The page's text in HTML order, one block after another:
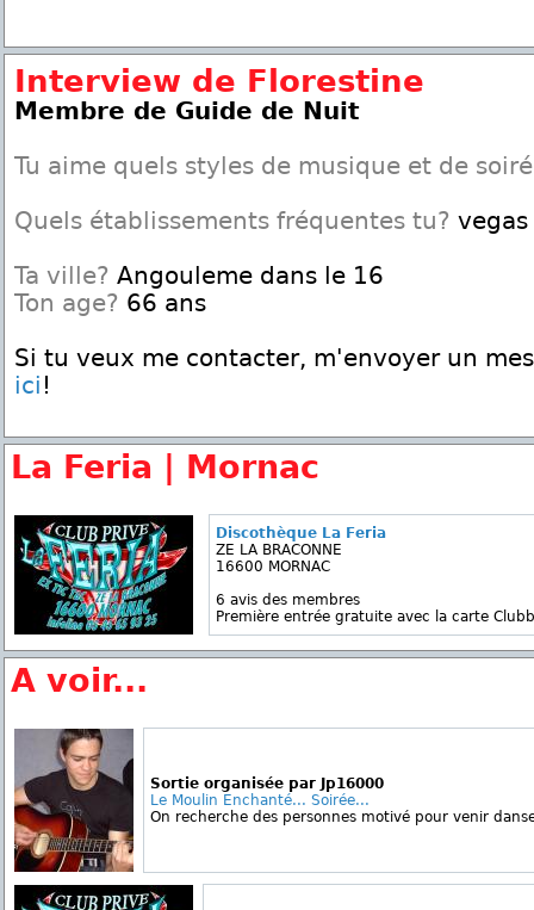
Interview de Florestine
Membre de Guide de Nuit
Tu aime quels styles de musique et de
Quels établissements fréquentes tu?
Ta ville? Angouleme dans le 16
Ton age? 66 ans
Si tu veux me contacter, m'envoyer un
ici !
La Feria | Mornac
Discothèque La Feria
ZE LA BRACONNE
16600 MORNAC
6 avis des membres
Première entrée gratuite avec la carte
A voir...
Sortie organisée par Jp16000
Le Moulin Enchanté... Soirée...
On recherche des personnes motivé pour venir